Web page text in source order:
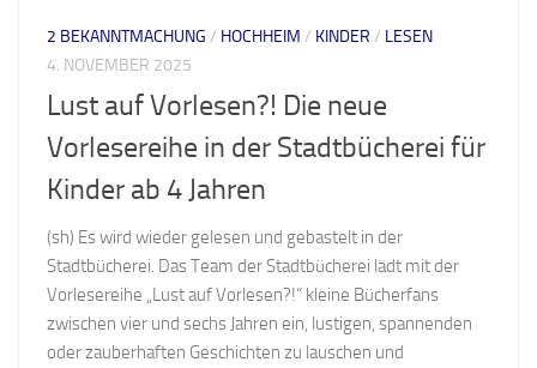
2 BEKANNTMACHUNG / HOCHHEIM / KINDER / LESEN
4. NOVEMBER 2025
Lust auf Vorlesen?! Die neue
Vorlesereihe in der Stadtbücherei für
Kinder ab 4 Jahren
(sh) Es wird wieder gelesen und gebastelt in der
Stadtbücherei. Das Team der Stadtbücherei lädt mit der
Vorlesereihe „Lust auf Vorlesen?!“ kleine Bücherfans
zwischen vier und sechs Jahren ein, lustigen, spannenden
oder zauberhaften Geschichten zu lauschen und